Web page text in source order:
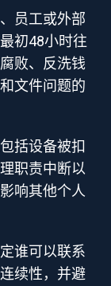
员工或外部
初48小时往
败、反洗钱
文件问题的
括设备被扣
职责中断以
响其他个人
谁可以联系
续性，并避